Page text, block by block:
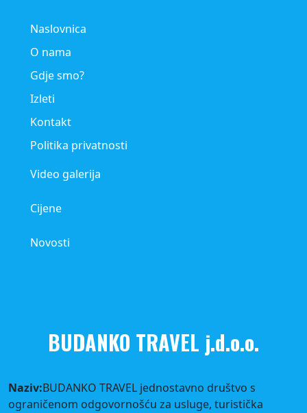
Naslovnica
O nama
Gdje smo?
Izleti
Kontakt
Politika privatnosti
Video galerija
Cijene
Novosti
BUDANKO TRAVEL j.d.o.o.
Naziv:BUDANKO TRAVEL jednostavno društvo s
ograničenom odgovornošću za usluge, turistička